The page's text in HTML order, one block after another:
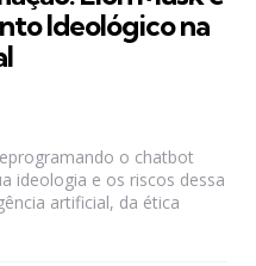
Ideológico na
o chatbot
ideologia e os riscos dessa
artificial, da ética